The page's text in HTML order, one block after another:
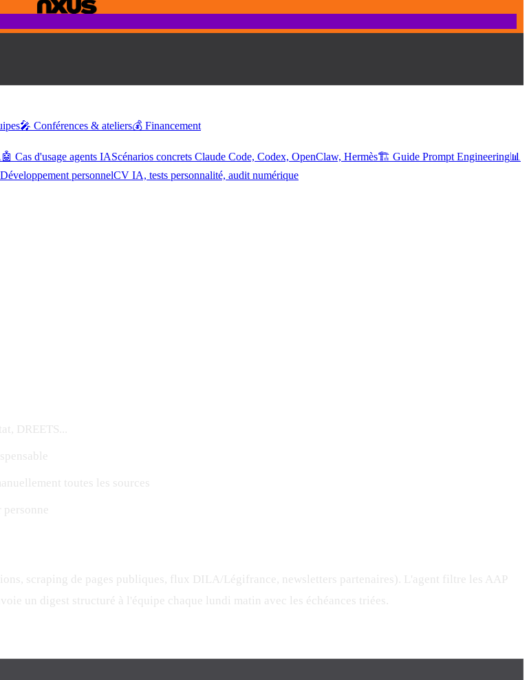
🎤 Conférences & ateliers💰 Financement
🤖 Cas d'usage agents IAScénarios concrets Claude Code, Codex, OpenClaw, Hermès🏗️ Guide Prompt Engineering📊
personnelCV IA, tests personnalité, audit numérique
DREETS...
toutes les sources
scraping de pages publiques, flux DILA/Légifrance, newsletters partenaires). L'agent filtre les AAP
un digest structuré à l'équipe chaque lundi matin avec les échéances triées.